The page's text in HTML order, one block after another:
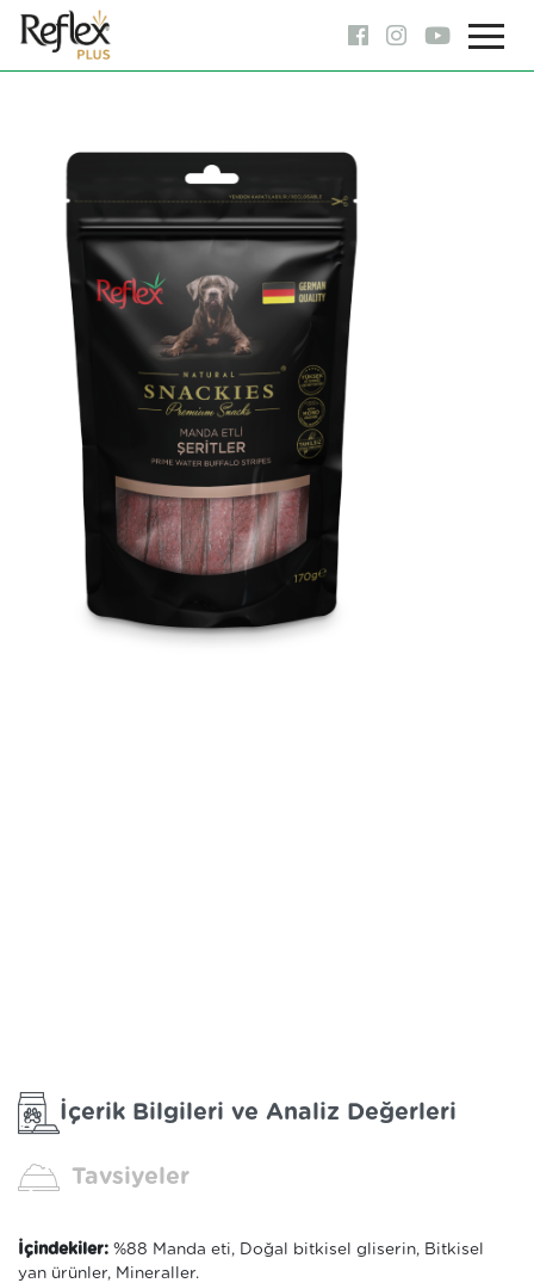
İçerik Bilgileri ve Analiz Değerleri
Tavsiyeler
İçindekiler: %88 Manda eti, Doğal bitkisel gliserin, Bitkisel
yan ürünler, Mineraller.